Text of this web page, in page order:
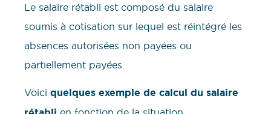
Le salaire rétabli est composé du salaire
soumis à cotisation sur lequel est réintégré les
absences autorisées non payées ou
partiellement payées.
Voici quelques exemple de calcul du salaire